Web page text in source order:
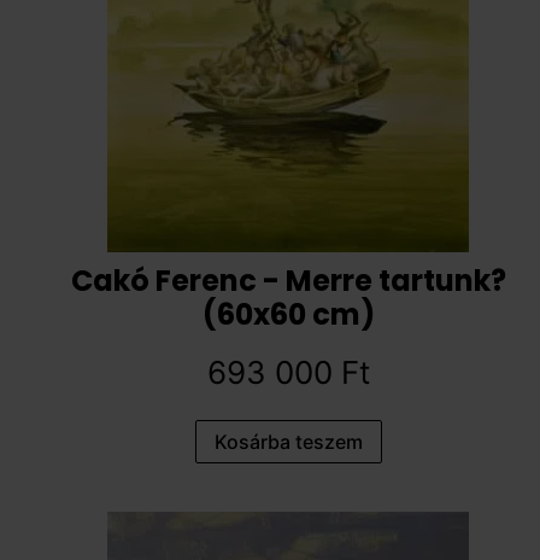
Cakó Ferenc - Merre tartunk?
(60x60 cm)
693 000 Ft
Kosárba teszem